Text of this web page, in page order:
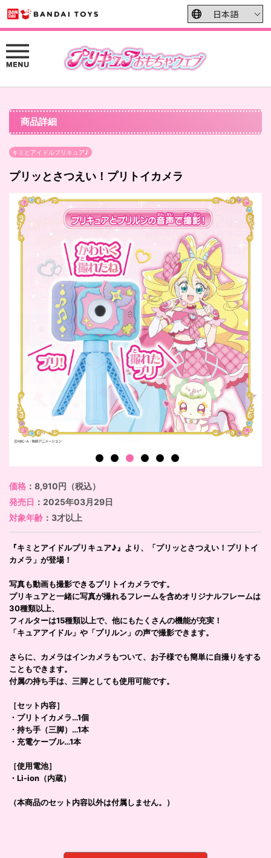
商品詳細
キミとアイドルプリキュア♪
プリッとさつえい！プリトイカメラ
価格 ：8,910円（税込）
発売日 ：2025年03月29日
対象年齢 ：3才以上
『キミとアイドルプリキュア♪』より、「プリッとさつえい！プリトイ
カメラ」が登場！
写真も動画も撮影できるプリトイカメラです。
プリキュアと一緒に写真が撮れるフレームを含めオリジナルフレームは
30種類以上、
フィルターは15種類以上で、他にもたくさんの機能が充実！
「キュアアイドル」や「プリルン」の声で撮影できます。
さらに、カメラはインカメラもついて、お子様でも簡単に自撮りをする
こともできます。
付属の持ち手は、三脚としても使用可能です。
［セット内容］
・プリトイカメラ…1個
・持ち手（三脚）…1本
・充電ケーブル…1本
［使用電池］
・Li-ion（内蔵）
（本商品のセット内容以外は付属しません。）